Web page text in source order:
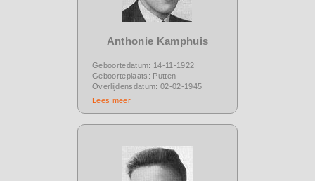
Anthonie Kamphuis
Geboortedatum: 14-11-1922
Geboorteplaats: Putten
Overlijdensdatum: 02-02-1945
Lees meer